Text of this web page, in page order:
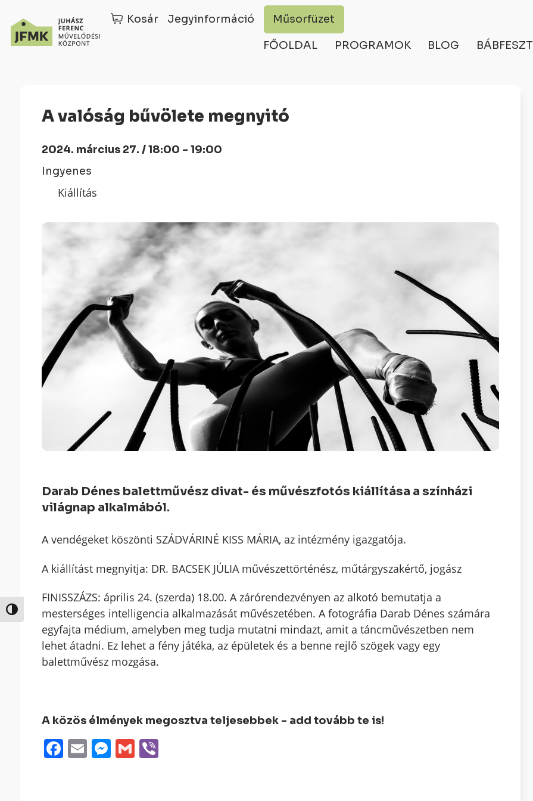
Nagy kontraszt váltása
Kosár Jegyinformáció Műsorfüzet
FŐOLDAL PROGRAMOK BLOG BÁBFESZT
A valóság bűvölete megnyitó
2024. március 27. / 18:00 - 19:00
Ingyenes
Kiállítás
Darab Dénes balettművész divat- és művészfotós kiállítása a színházi
világnap alkalmából.
A vendégeket köszönti SZÁDVÁRINÉ KISS MÁRIA, az intézmény igazgatója.
A kiállítást megnyitja: DR. BACSEK JÚLIA művészettörténész, műtárgyszakértő, jogász
FINISSZÁZS: április 24. (szerda) 18.00. A zárórendezvényen az alkotó bemutatja a
mesterséges intelligencia alkalmazását művészetében. A fotográfia Darab Dénes számára
egyfajta médium, amelyben meg tudja mutatni mindazt, amit a táncművészetben nem
lehet átadni. Ez lehet a fény játéka, az épületek és a benne rejlő szögek vagy egy
balettművész mozgása.
A közös élmények megosztva teljesebbek - add tovább te is!
Facebook
EmailMessenger
GmailViber